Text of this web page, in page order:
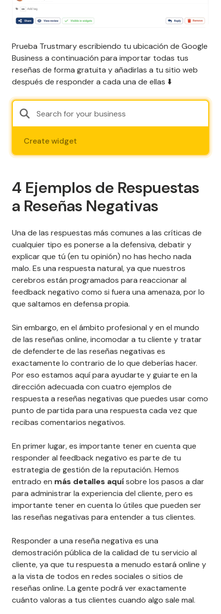
Prueba Trustmary escribiendo tu ubicación de Google
Business a continuación para importar todas tus
reseñas de forma gratuita y añadirlas a tu sitio web
después de responder a cada una de ellas ⬇️
Create widget
4 Ejemplos de Respuestas
a Reseñas Negativas
Una de las respuestas más comunes a las críticas de
cualquier tipo es ponerse a la defensiva, debatir y
explicar que tú (en tu opinión) no has hecho nada
malo. Es una respuesta natural, ya que nuestros
cerebros están programados para reaccionar al
feedback negativo como si fuera una amenaza, por lo
que saltamos en defensa propia.
Sin embargo, en el ámbito profesional y en el mundo
de las reseñas online, incomodar a tu cliente y tratar
de defenderte de las reseñas negativas es
exactamente lo contrario de lo que deberías hacer.
Por eso estamos aquí para ayudarte y guiarte en la
dirección adecuada con cuatro ejemplos de
respuesta a reseñas negativas que puedes usar como
punto de partida para una respuesta cada vez que
recibas comentarios negativos.
En primer lugar, es importante tener en cuenta que
responder al feedback negativo es parte de tu
estrategia de gestión de la reputación. Hemos
entrado en más detalles aquísobre los pasos a dar
para administrar la experiencia del cliente, pero es
importante tener en cuenta lo útiles que pueden ser
las reseñas negativas para entender a tus clientes.
Responder a una reseña negativa es una
demostración pública de la calidad de tu servicio al
cliente, ya que tu respuesta a menudo estará online y
a la vista de todos en redes sociales o sitios de
reseñas online. La gente podrá ver exactamente
cuánto valoras a tus clientes cuando algo sale mal.